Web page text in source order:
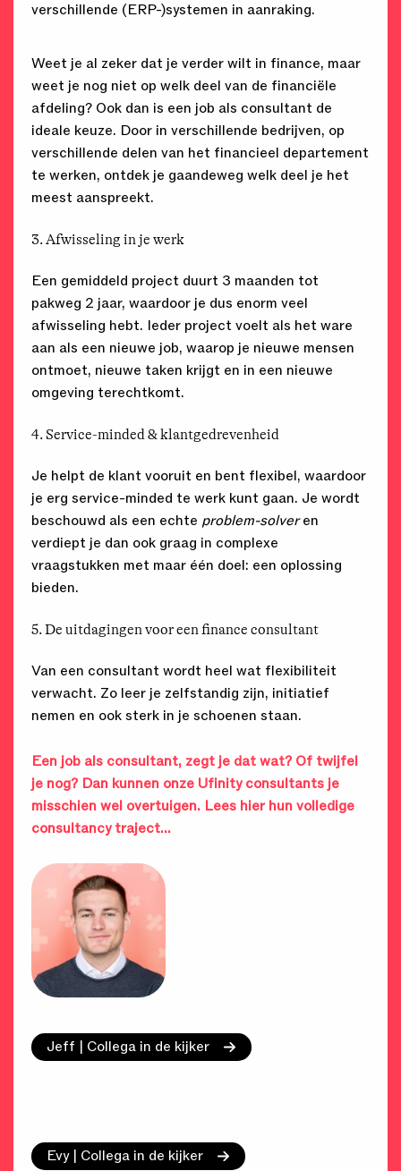
verschillende (ERP-)systemen in aanraking.
Weet je al zeker dat je verder wilt in finance, maar
weet je nog niet op welk deel van de financiële
afdeling? Ook dan is een job als consultant de
ideale keuze. Door in verschillende bedrijven, op
verschillende delen van het financieel departement
te werken, ontdek je gaandeweg welk deel je het
meest aanspreekt.
3. Afwisseling in je werk
Een gemiddeld project duurt 3 maanden tot
pakweg 2 jaar, waardoor je dus enorm veel
afwisseling hebt. Ieder project voelt als het ware
aan als een nieuwe job, waarop je nieuwe mensen
ontmoet, nieuwe taken krijgt en in een nieuwe
omgeving terechtkomt.
4. Service-minded & klantgedrevenheid
Je helpt de klant vooruit en bent flexibel, waardoor
je erg service-minded te werk kunt gaan. Je wordt
beschouwd als een echte problem-solveren
verdiept je dan ook graag in complexe
vraagstukken met maar één doel: een oplossing
bieden.
5. De uitdagingen voor een finance consultant
Van een consultant wordt heel wat flexibiliteit
verwacht. Zo leer je zelfstandig zijn, initiatief
nemen en ook sterk in je schoenen staan.
Een job als consultant, zegt je dat wat? Of twijfel
je nog? Dan kunnen onze Ufinity consultants je
misschien wel overtuigen. Lees hier hun volledige
consultancy traject…
Jeff | Collega in de kijker
Evy | Collega in de kijker